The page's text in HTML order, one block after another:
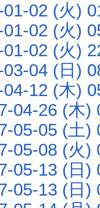
02 (火)
02 (火)
02 (火)
04 (日)
12 (木)
04-26 (木)
05-05 (土)
05-08 (火)
05-13 (日)
05-13 (日)